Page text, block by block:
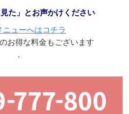
た」とお声かけください
ニューへはコチラ
お得な料金もございます
.